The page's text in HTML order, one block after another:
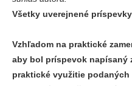
Všetky uverejnené
Vzhľadom na praktické
aby bol príspevok napísaný
praktické využitie